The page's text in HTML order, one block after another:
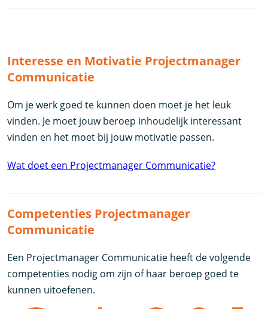
Interesse en Motivatie Projectmanager
Communicatie
Om je werk goed te kunnen doen moet je het leuk
vinden. Je moet jouw beroep inhoudelijk interessant
vinden en het moet bij jouw motivatie passen.
Wat doet een Projectmanager Communicatie?
Competenties Projectmanager
Communicatie
Een Projectmanager Communicatie heeft de volgende
competenties nodig om zijn of haar beroep goed te
kunnen uitoefenen.